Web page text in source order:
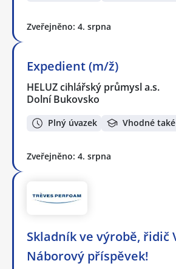
Zveřejněno: 4. srpna
Expedient (m/ž)
HELUZ cihlářský průmysl a.s.
Dolní Bukovsko
Plný úvazek Vhodné
Zveřejněno: 4. srpna
Skladník ve výrobě, řidič
Náborový příspěvek!